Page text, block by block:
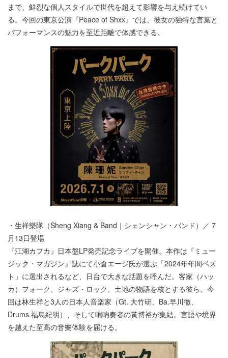
まで、鮮烈な個⼈スタイルで世代を超えて影響を与え続けてい
る。今回の東京公演『Peace of Shxx』では、彼⼥の独特な⾔葉と
パフォーマンスの魅⼒を⾄近距離で体感できる。
・⽣祥樂隊（Sheng Xiang & Band｜シェンシャン・バンド）／ 7
⽉13⽇登場
『江湖カフカ』⽇本盤LP発売記念ライブを開催。本作は『ミュー
ジック・マガジン』誌にて⼩倉エージ⽒が選ぶ「2024年年間ベス
ト」に選出されるなど、⽇台で⼤きな話題を呼んだ。客家（ハッ
カ）フォーク、ジャズ・ロック、⼟地の物語を核とする彼ら。今
回は林⽣祥と3⼈の⽇本⼈⾳楽家（Gt. ⼤⽵研、Ba.早川徹、
Drums.福島紀明）、そして嗩吶奏者の⿈博裕が集結。⾔語や境界
を越えた⾄⾼の⾳樂体験を届ける。